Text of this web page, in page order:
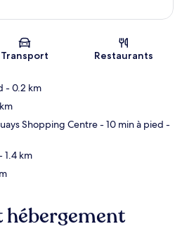
Carte
Transport Restaurants
- 0.2 km
Shopping Centre- 10 min à pied -
1.4 km
hébergement